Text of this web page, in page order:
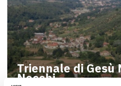
Triennale di Gesù
Nocchi